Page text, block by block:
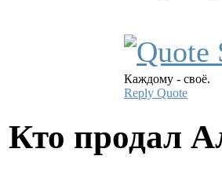
Каждому - своё.
Reply Quote
Кто продал